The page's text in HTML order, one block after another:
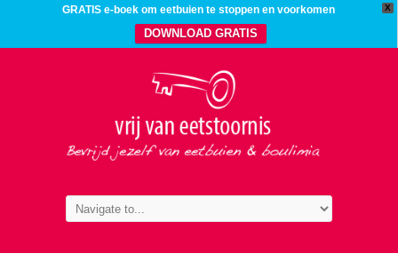
X
GRATIS e-boek om eetbuien te stoppen en voorkomen
DOWNLOAD GRATIS